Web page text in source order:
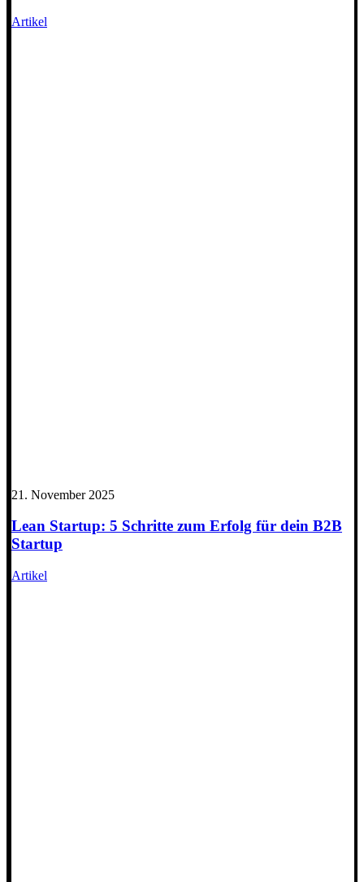
Artikel
21. November 2025
Lean Startup: 5 Schritte zum Erfolg für dein B2B
Startup
Artikel